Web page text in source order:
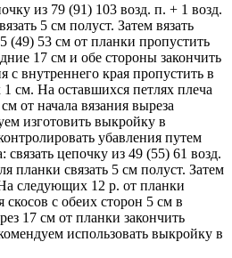
из 79 (91) 103 возд. п. + 1 возд.
5 см полуст. Затем вязать
(49) 53 см от планки пропустить
17 см и обе стороны закончить
с внутреннего края пропустить в
см. На оставшихся петлях плеча
от начала вязания выреза
изготовить выкройку в
убавления путем
цепочку из 49 (55) 61 возд.
планки связать 5 см полуст. Затем
следующих 12 р. от планки
с обеих сторон 5 см в
17 см от планки закончить
использовать выкройку в